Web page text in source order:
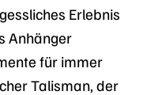
Erlebnis
Anhänger
für immer
Talisman, der